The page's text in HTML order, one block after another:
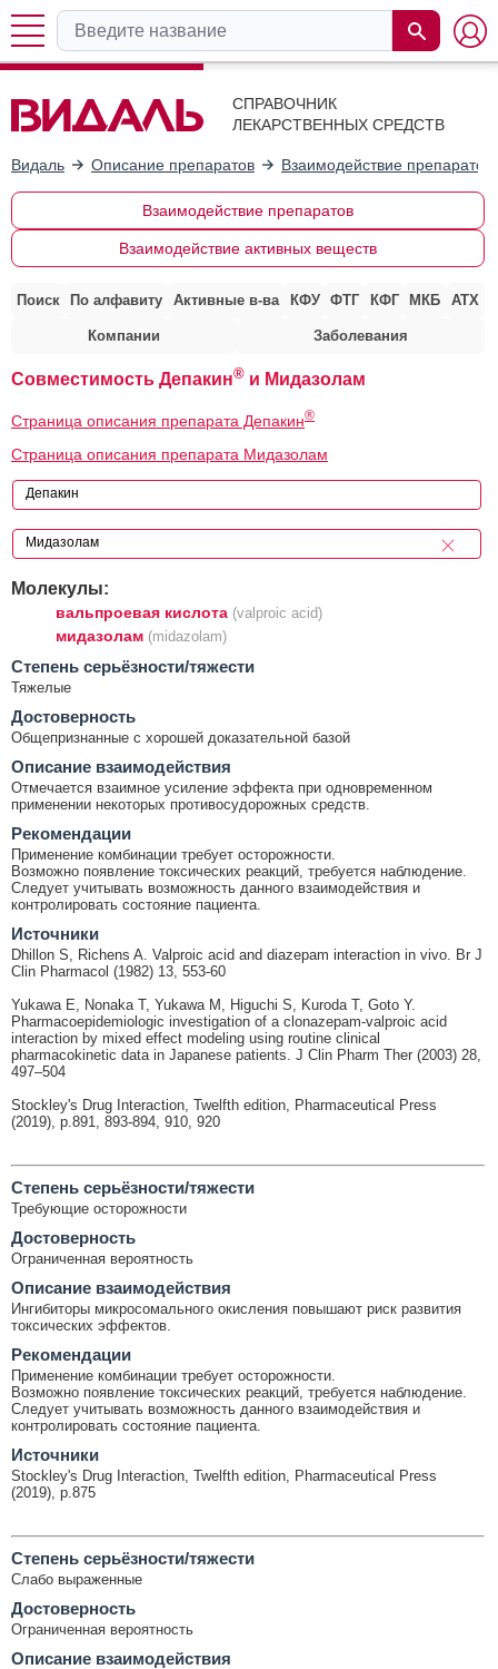
СПРАВОЧНИК
ЛЕКАРСТВЕННЫХ СРЕДСТВ
Видаль Описание препаратов Взаимодействие препаратов
Взаимодействие препаратов
Взаимодействие активных веществ
Поиск По алфавиту Активные в-ва КФУ ФТГ КФГ МКБ АТХ
Компании Заболевания
Совместимость Депакин® и Мидазолам
Страница описания препарата Депакин®
Страница описания препарата Мидазолам
Молекулы:
вальпроевая кислота (valproic acid)
мидазолам (midazolam)
Cтепень серьёзности/тяжести
Тяжелые
Достоверность
Общепризнанные с хорошей доказательной базой
Описание взаимодействия
Отмечается взаимное усиление эффекта при одновременном
применении некоторых противосудорожных средств.
Рекомендации
Применение комбинации требует осторожности.
Возможно появление токсических реакций, требуется наблюдение.
Следует учитывать возможность данного взаимодействия и
контролировать состояние пациента.
Источники
Dhillon S, Richens A. Valproic acid and diazepam interaction in vivo. Br J
Clin Pharmacol (1982) 13, 553-60
Yukawa E, Nonaka T, Yukawa M, Higuchi S, Kuroda T, Goto Y.
Pharmacoepidemiologic investigation of a clonazepam-valproic acid
interaction by mixed effect modeling using routine clinical
pharmacokinetic data in Japanese patients. J Clin Pharm Ther (2003) 28,
497–504
Stockley's Drug Interaction, Twelfth edition, Pharmaceutical Press
(2019), p.891, 893-894, 910, 920
Cтепень серьёзности/тяжести
Требующие осторожности
Достоверность
Ограниченная вероятность
Описание взаимодействия
Ингибиторы микросомального окисления повышают риск развития
токсических эффектов.
Рекомендации
Применение комбинации требует осторожности.
Возможно появление токсических реакций, требуется наблюдение.
Следует учитывать возможность данного взаимодействия и
контролировать состояние пациента.
Источники
Stockley's Drug Interaction, Twelfth edition, Pharmaceutical Press
(2019), p.875
Cтепень серьёзности/тяжести
Слабо выраженные
Достоверность
Ограниченная вероятность
Описание взаимодействия